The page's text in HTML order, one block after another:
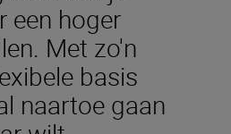
een hoger
Met zo'n
basis
naartoe gaan